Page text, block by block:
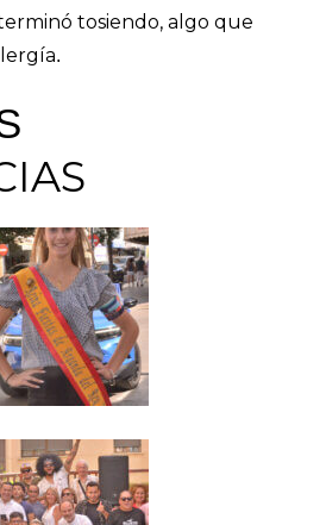
tosiendo, algo que
.